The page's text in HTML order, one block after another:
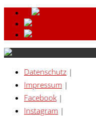
Datenschutz |
Impressum |
Facebook |
Instagram |